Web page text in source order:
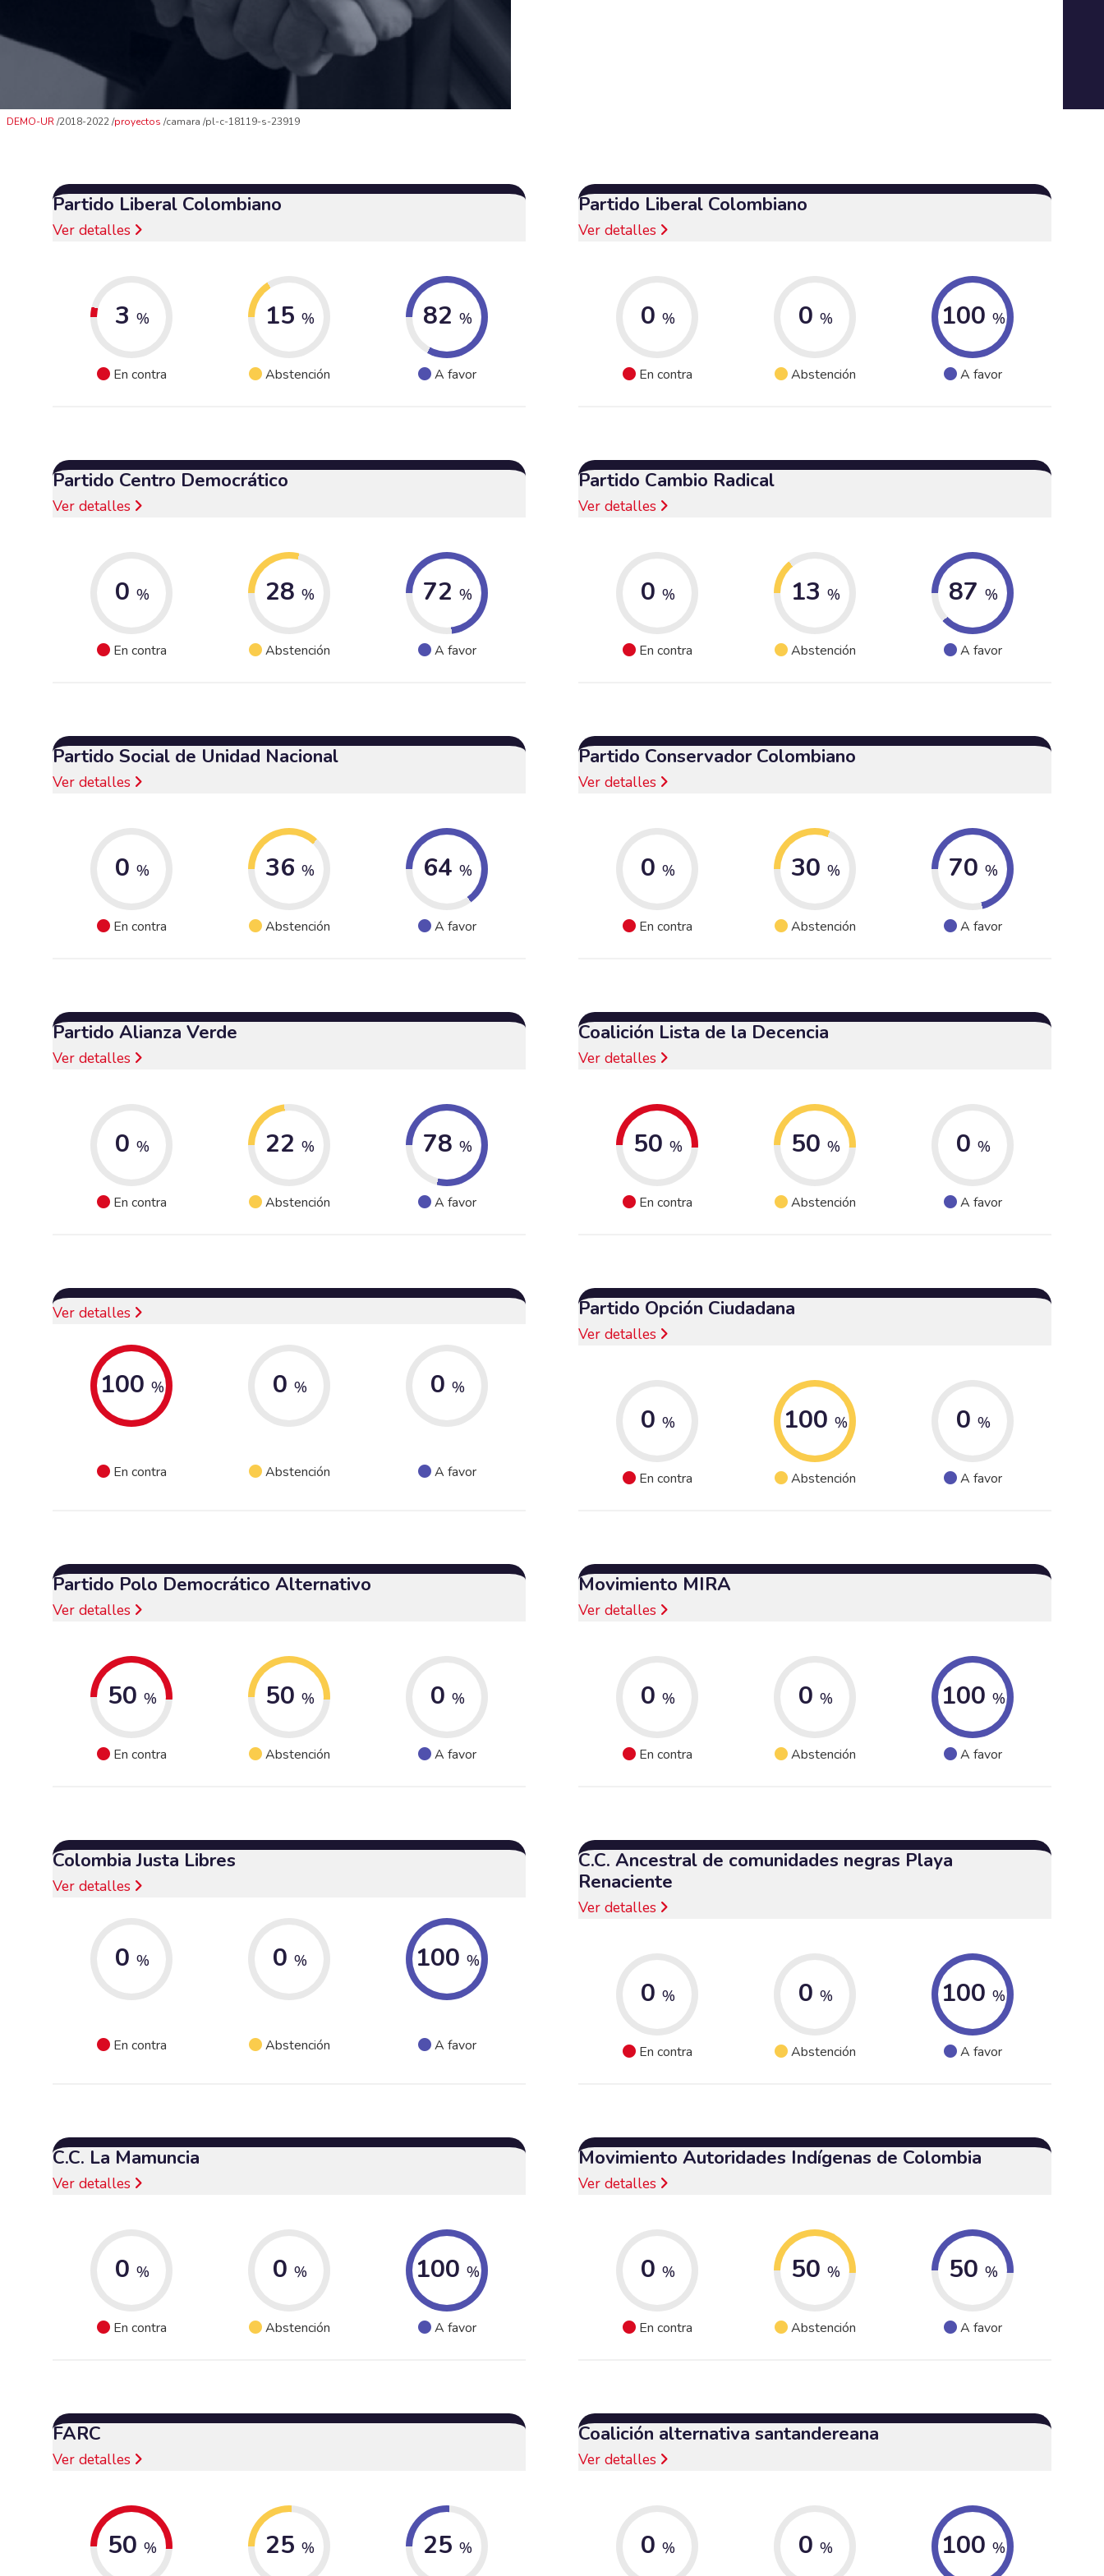
DEMO-UR 2018-2022 proyectos camara pl-c-18119-s-23919
Partido Liberal Colombiano
Ver detalles
3 %
En contra
15 %
Abstención
82 %
A favor
Partido Liberal Colombiano
Ver detalles
0 %
En contra
0 %
Abstención
100 %
A favor
Partido Centro Democrático
Ver detalles
0 %
En contra
28 %
Abstención
72 %
A favor
Partido Cambio Radical
Ver detalles
0 %
En contra
13 %
Abstención
87 %
A favor
Partido Social de Unidad Nacional
Ver detalles
0 %
En contra
36 %
Abstención
64 %
A favor
Partido Conservador Colombiano
Ver detalles
0 %
En contra
30 %
Abstención
70 %
A favor
Partido Alianza Verde
Ver detalles
0 %
En contra
22 %
Abstención
78 %
A favor
Coalición Lista de la Decencia
Ver detalles
50 %
En contra
50 %
Abstención
0 %
A favor
Ver detalles
100 %
En contra
0 %
Abstención
0 %
A favor
Partido Opción Ciudadana
Ver detalles
0 %
En contra
100 %
Abstención
0 %
A favor
Partido Polo Democrático Alternativo
Ver detalles
50 %
En contra
50 %
Abstención
0 %
A favor
Movimiento MIRA
Ver detalles
0 %
En contra
0 %
Abstención
100 %
A favor
Colombia Justa Libres
Ver detalles
0 %
En contra
0 %
Abstención
100 %
A favor
C.C. Ancestral de comunidades negras Playa
Renaciente
Ver detalles
0 %
En contra
0 %
Abstención
100 %
A favor
C.C. La Mamuncia
Ver detalles
0 %
En contra
0 %
Abstención
100 %
A favor
Movimiento Autoridades Indígenas de Colombia
Ver detalles
0 %
En contra
50 %
Abstención
50 %
A favor
FARC
Ver detalles
50 % 25 % 25 %
Coalición alternativa santandereana
Ver detalles
0 % 0 % 100 %